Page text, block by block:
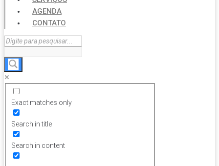
AGENDA
CONTATO
Exact matches only
Search in title
Search in content